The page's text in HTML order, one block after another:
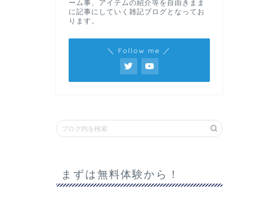
ーム事、アイテムの紹介等を自由きまま
に記事にしていく雑記ブログとなってお
ります。
＼ Follow me ／
まずは無料体験から！